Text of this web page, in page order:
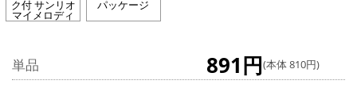
ク付 サンリオ
マイメロディ
パッケージ
単品 891円(本体 810円)